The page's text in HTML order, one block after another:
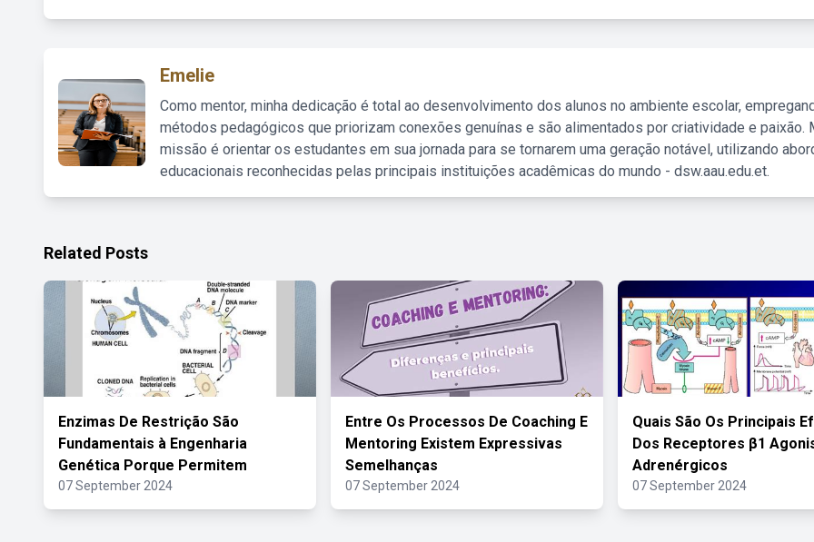
Emelie
Como mentor, minha dedicação é total ao desenvolvimento dos alunos no ambiente escolar,
métodos pedagógicos que priorizam conexões genuínas e são alimentados por criatividade e paixão.
missão é orientar os estudantes em sua jornada para se tornarem uma geração notável, utilizando
educacionais reconhecidas pelas principais instituições acadêmicas do mundo - dsw.aau.edu.et.
Related Posts
Enzimas De Restrição São
Fundamentais à Engenharia
Genética Porque Permitem
07 September 2024
Entre Os Processos De Coaching E
Mentoring Existem Expressivas
Semelhanças
07 September 2024
Quais São Os Principais
Dos Receptores β1
Adrenérgicos
07 September 2024